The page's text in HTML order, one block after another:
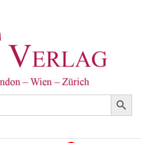
Search Button